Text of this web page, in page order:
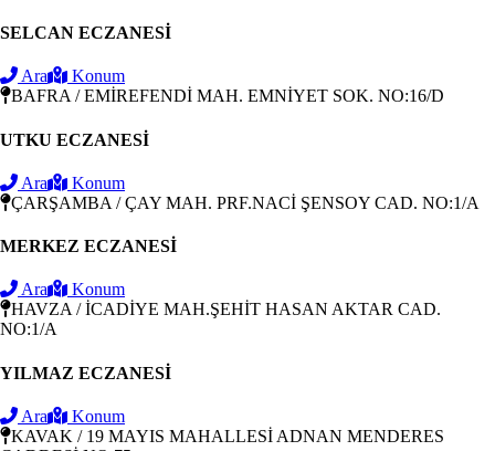
SELCAN ECZANESİ
Ara
Konum
BAFRA / EMİREFENDİ MAH. EMNİYET SOK. NO:16/D
UTKU ECZANESİ
Ara
Konum
ÇARŞAMBA / ÇAY MAH. PRF.NACİ ŞENSOY CAD. NO:1/A
MERKEZ ECZANESİ
Ara
Konum
HAVZA / İCADİYE MAH.ŞEHİT HASAN AKTAR CAD.
NO:1/A
YILMAZ ECZANESİ
Ara
Konum
KAVAK / 19 MAYIS MAHALLESİ ADNAN MENDERES